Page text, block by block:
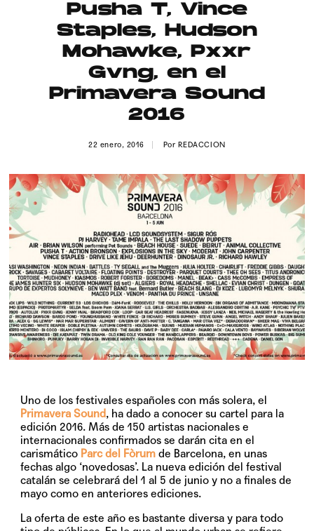
Publicidad
Contacto
Aviso Legal
© 2015-2022 UMOMAG. PROPIEDAD DE UMO agency. TODOS LOS
Pusha T, Vince
Staples, Hudson
Mohawke, Pxxr
Gvng, en el
Primavera Sound
2016
22 enero, 2016 Por REDACCION
Uno de los festivales españoles con más solera, el
Primavera Sound, ha dado a conocer su cartel para la
edición 2016. Más de 150 artistas nacionales e
internacionales confirmados se darán cita en el
carismático Parc del Fòrum de Barcelona, en unas
fechas algo ‘novedosas’. La nueva edición del festival
catalán se celebrará del 1 al 5 de junio y no a finales de
mayo como en anteriores ediciones.
La oferta de este año es bastante diversa y para todo